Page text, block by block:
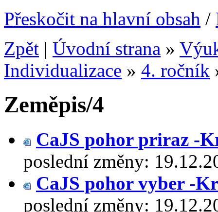
Přeskočit na hlavní obsah /
Zpět | Úvodní strana »
Individualizace » 4. ročník
Zeměpis/4
CaJS pohor priraz -
poslední změny:
CaJS pohor vyber -
poslední změny: